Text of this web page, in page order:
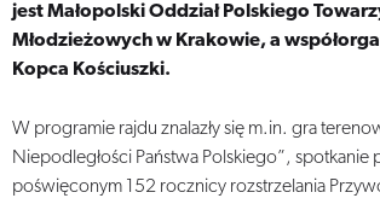
jest Małopolski Oddział Polskiego
Młodzieżowych w Krakowie, a
Kopca Kościuszki.
W programie rajdu znalazły się m.in. gra
Niepodległości Państwa Polskiego”, spotkanie
poświęconym 152 rocznicy rozstrzelania